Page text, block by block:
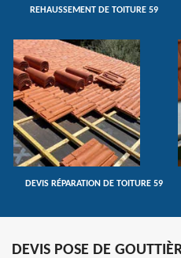
REHAUSSEMENT DE TOITURE 59
DEVIS RÉPARATION DE TOITURE 59
DEVIS POSE DE